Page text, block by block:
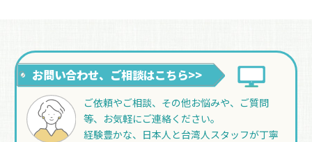
お問い合わせ、ご相談はこちら>>
ご依頼やご相談、その他お悩みや、ご質問
等、お気軽にご連絡ください。
経験豊かな、日本人と台湾人スタッフが丁寧